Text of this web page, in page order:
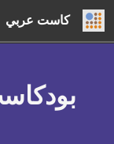
كاست عربي